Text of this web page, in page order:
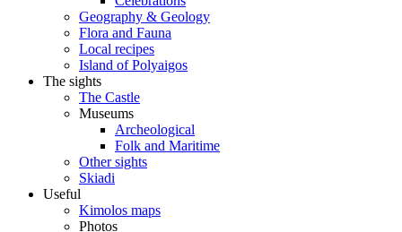
Geography & Geology
Flora and Fauna
Local recipes
Island of Polyaigos
The sights
The Castle
Museums
Archeological
Folk and Maritime
Other sights
Skiadi
Useful
Kimolos maps
Photos